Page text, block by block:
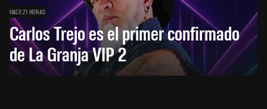
HACE 21 HORAS
Carlos Trejo es el primer confirmado
de La Granja VIP 2